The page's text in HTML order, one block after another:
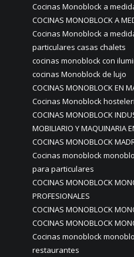
Cocinas Monoblock a
COCINAS MONOBLOCK A
Cocinas Monoblock a
particulares casas chalets
cocinas monoblock con
cocinas Monoblock de lujo
COCINAS MONOBLOCK EN
Cocinas Monoblock
COCINAS MONOBLOCK
MOBILIARIO Y MAQUINARIA
COCINAS MONOBLOCK
Cocinas monoblock
para particulares
COCINAS MONOBLOCK
PROFESIONALES
COCINAS MONOBLOCK
COCINAS MONOBLOCK
Cocinas monoblock
restaurantes